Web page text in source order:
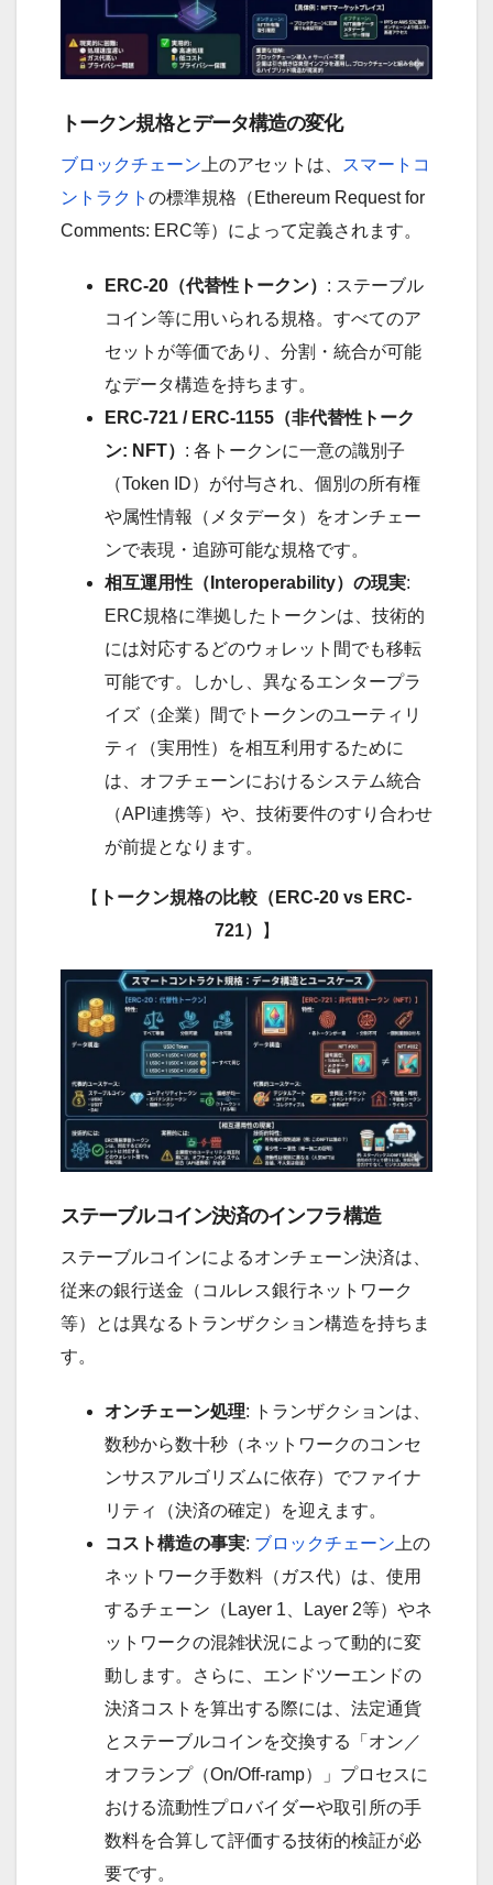
トークン規格とデータ構造の変化
ブロックチェーン 上のアセットは、
スマートコ
ントラクト の標準規格（Ethereum Request for
Comments: ERC等）によって定義されます。
ERC-20（代替性トークン） : ステーブル
コイン等に用いられる規格。すべてのア
セットが等価であり、分割・統合が可能
なデータ構造を持ちます。
ERC-721 / ERC-1155（非代替性トーク
ン: NFT） : 各トークンに一意の識別子
（Token ID）が付与され、個別の所有権
や属性情報（メタデータ）をオンチェー
ンで表現・追跡可能な規格です。
相互運用性（Interoperability）の現実:
ERC規格に準拠したトークンは、技術的
には対応するどのウォレット間でも移転
可能です。しかし、異なるエンタープラ
イズ（企業）間でトークンのユーティリ
ティ（実用性）を相互利用するために
は、オフチェーンにおけるシステム統合
（API連携等）や、技術要件のすり合わせ
が前提となります。
【 トークン規格の比較（ERC-20 vs ERC-
721）
】
ステーブルコイン決済のインフラ構造
ステーブルコインによるオンチェーン決済は、
従来の銀行送金（コルレス銀行ネットワーク
等）とは異なるトランザクション構造を持ちま
す。
オンチェーン処理: トランザクションは、
数秒から数十秒（ネットワークのコンセ
ンサスアルゴリズムに依存）でファイナ
リティ（決済の確定）を迎えます。
コスト構造の事実: ブロックチェーン 上の
ネットワーク手数料（ガス代）は、使用
するチェーン（Layer 1、Layer 2等）やネ
ットワークの混雑状況によって動的に変
動します。さらに、エンドツーエンドの
決済コストを算出する際には、法定通貨
とステーブルコインを交換する「オン／
オフランプ（On/Off-ramp）」プロセスに
おける流動性プロバイダーや取引所の手
数料を合算して評価する技術的検証が必
要です。